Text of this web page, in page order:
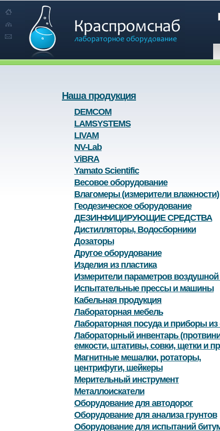
Наша продукция
DEMCOM
LAMSYSTEMS
LIVAM
NV-Lab
ViBRA
Yamato Scientific
Весовое оборудование
Влагомеры (измерители влажности)
Геодезическое оборудование
ДЕЗИНФИЦИРУЮЩИЕ СРЕДСТВА
Дистилляторы, Водосборники
Дозаторы
Другое оборудование
Изделия из пластика
Измерители параметров
Испытательные прессы и машины
Кабельная продукция
Лабораторная мебель
Лабораторная посуда и приборы из
Лабораторный инвентарь
емкости, штативы, совки, щетки и
Магнитные мешалки, ротаторы,
центрифуги, шейкеры
Мерительный инструмент
Металлоискатели
Оборудование для автодорог
Оборудование для анализа грунтов
Оборудование для испытаний